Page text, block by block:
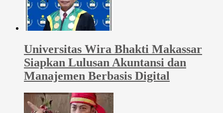
Universitas Wira Bhakti Makassar
Siapkan Lulusan Akuntansi dan
Manajemen Berbasis Digital